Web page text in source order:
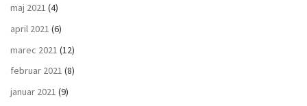
maj 2021 (4)
april 2021 (6)
marec 2021 (12)
februar 2021 (8)
januar 2021 (9)